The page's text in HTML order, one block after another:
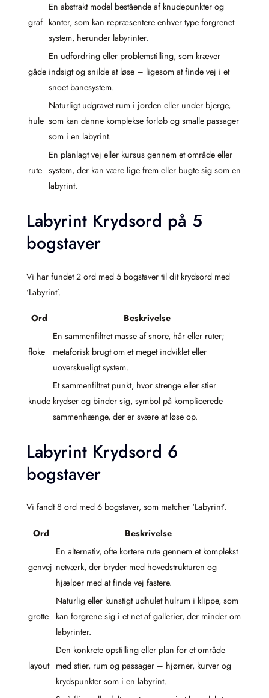
graf
En abstrakt model bestående af knudepunkter og
kanter, som kan repræsentere enhver type forgrenet
system, herunder labyrinter.
gåde
En udfordring eller problemstilling, som kræver
indsigt og snilde at løse – ligesom at finde vej i et
snoet banesystem.
hule
Naturligt udgravet rum i jorden eller under bjerge,
som kan danne komplekse forløb og smalle passager
som i en labyrint.
rute
En planlagt vej eller kursus gennem et område eller
system, der kan være lige frem eller bugte sig som en
labyrint.
Labyrint Krydsord på 5
bogstaver
Vi har fundet 2 ord med 5 bogstaver til dit krydsord med
‘Labyrint’.
Ord Beskrivelse
floke
En sammenfiltret masse af snore, hår eller ruter;
metaforisk brugt om et meget indviklet eller
uoverskueligt system.
knude
Et sammenfiltret punkt, hvor strenge eller stier
krydser og binder sig, symbol på komplicerede
sammenhænge, der er svære at løse op.
Labyrint Krydsord 6
bogstaver
Vi fandt 8 ord med 6 bogstaver, som matcher ‘Labyrint’.
Ord Beskrivelse
genvej
En alternativ, ofte kortere rute gennem et komplekst
netværk, der bryder med hovedstrukturen og
hjælper med at finde vej fastere.
grotte
Naturlig eller kunstigt udhulet hulrum i klippe, som
kan forgrene sig i et net af gallerier, der minder om
labyrinter.
layout
Den konkrete opstilling eller plan for et område
med stier, rum og passager – hjørner, kurver og
krydspunkter som i en labyrint.